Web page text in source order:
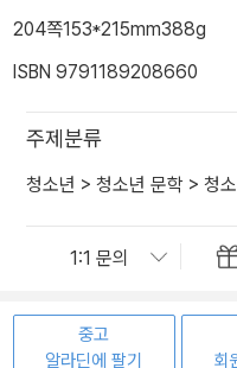
204쪽153*215mm388g
ISBN 9791189208660
주제분류
청소년 > 청소년 문학 > 청
중고
알라딘에 팔기
회